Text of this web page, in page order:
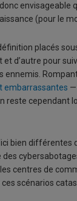
(pour le
placés
d’autre pour
embarrassantes —
cependant
bien
des
centres de
scénarios